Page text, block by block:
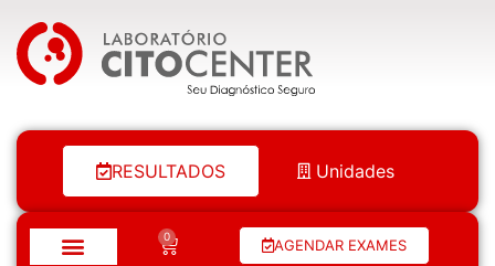
Laboratório Citocenter
RESULTADOS Unidades
0 AGENDAR EXAMES